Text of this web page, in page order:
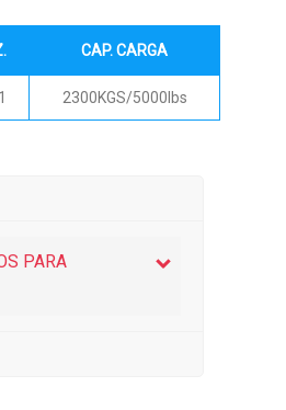
CAP. CARGA
2300KGS/5000lbs
PARA